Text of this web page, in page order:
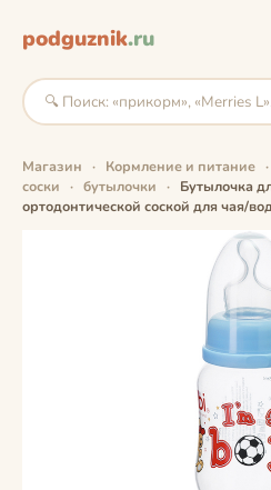
podguznik.ru
Магазин · Кормление и питание ·
соски · бутылочки · Бутылочка
ортодонтической соской для чая/
фото